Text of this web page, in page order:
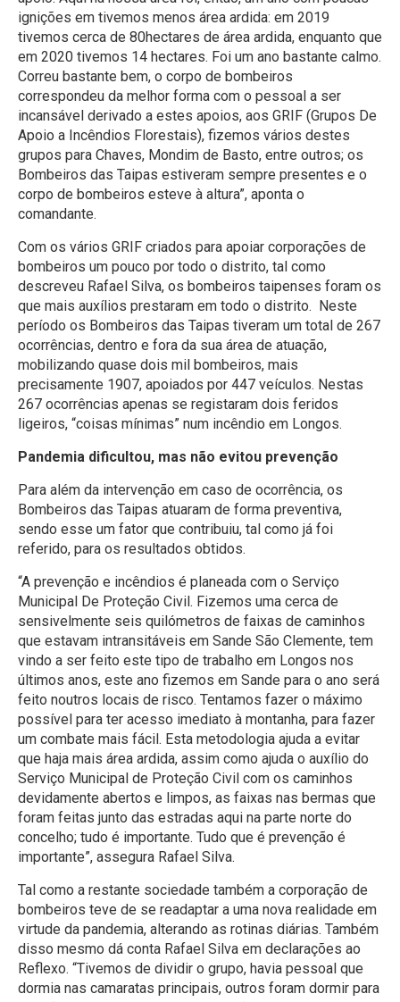
ignições em tivemos menos área ardida: em 2019
tivemos cerca de 80hectares de área ardida, enquanto que
em 2020 tivemos 14 hectares. Foi um ano bastante calmo.
Correu bastante bem, o corpo de bombeiros
correspondeu da melhor forma com o pessoal a ser
incansável derivado a estes apoios, aos GRIF (Grupos De
Apoio a Incêndios Florestais), fizemos vários destes
grupos para Chaves, Mondim de Basto, entre outros; os
Bombeiros das Taipas estiveram sempre presentes e o
corpo de bombeiros esteve à altura”, aponta o
comandante.
Com os vários GRIF criados para apoiar corporações de
bombeiros um pouco por todo o distrito, tal como
descreveu Rafael Silva, os bombeiros taipenses foram os
que mais auxílios prestaram em todo o distrito. Neste
período os Bombeiros das Taipas tiveram um total de 267
ocorrências, dentro e fora da sua área de atuação,
mobilizando quase dois mil bombeiros, mais
precisamente 1907, apoiados por 447 veículos. Nestas
267 ocorrências apenas se registaram dois feridos
ligeiros, “coisas mínimas” num incêndio em Longos.
Pandemia dificultou, mas não evitou prevenção
Para além da intervenção em caso de ocorrência, os
Bombeiros das Taipas atuaram de forma preventiva,
sendo esse um fator que contribuiu, tal como já foi
referido, para os resultados obtidos.
“A prevenção e incêndios é planeada com o Serviço
Municipal De Proteção Civil. Fizemos uma cerca de
sensivelmente seis quilómetros de faixas de caminhos
que estavam intransitáveis em Sande São Clemente, tem
vindo a ser feito este tipo de trabalho em Longos nos
últimos anos, este ano fizemos em Sande para o ano será
feito noutros locais de risco. Tentamos fazer o máximo
possível para ter acesso imediato à montanha, para fazer
um combate mais fácil. Esta metodologia ajuda a evitar
que haja mais área ardida, assim como ajuda o auxílio do
Serviço Municipal de Proteção Civil com os caminhos
devidamente abertos e limpos, as faixas nas bermas que
foram feitas junto das estradas aqui na parte norte do
concelho; tudo é importante. Tudo que é prevenção é
importante”, assegura Rafael Silva.
Tal como a restante sociedade também a corporação de
bombeiros teve de se readaptar a uma nova realidade em
virtude da pandemia, alterando as rotinas diárias. Também
disso mesmo dá conta Rafael Silva em declarações ao
Reflexo. “Tivemos de dividir o grupo, havia pessoal que
dormia nas camaratas principais, outros foram dormir para